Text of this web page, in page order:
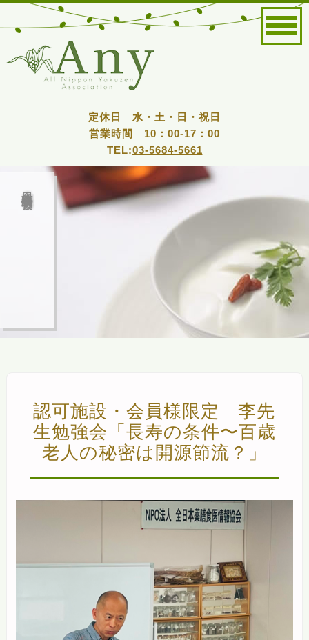
定休日 水・土・日・祝日
営業時間 10：00-17：00
TEL:03-5684-5661
認可施設・会員様限定 李先
生勉強会「長寿の条件〜百歳
老人の秘密は開源節流？」